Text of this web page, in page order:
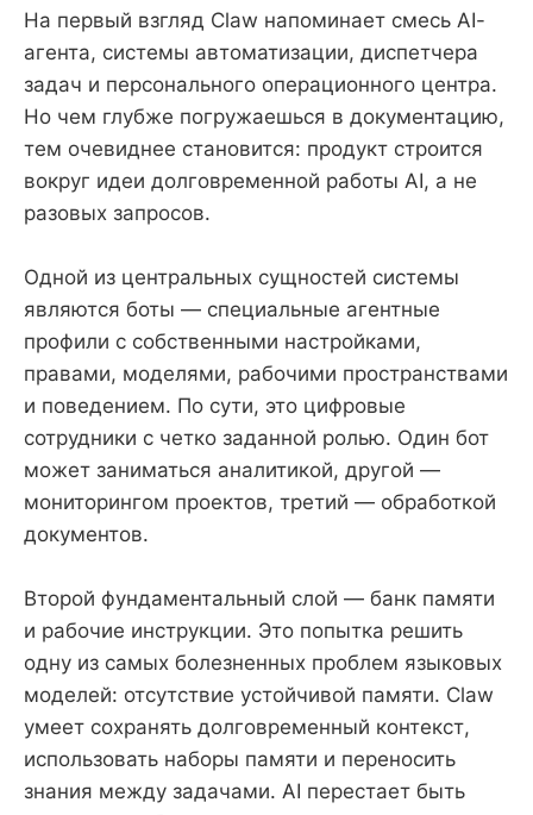
На первый взгляд Claw напоминает смесь AI-
агента, системы автоматизации, диспетчера
задач и персонального операционного центра.
Но чем глубже погружаешься в документацию,
тем очевиднее становится: продукт строится
вокруг идеи долговременной работы AI, а не
разовых запросов.
Одной из центральных сущностей системы
являются боты — специальные агентные
профили с собственными настройками,
правами, моделями, рабочими пространствами
и поведением. По сути, это цифровые
сотрудники с четко заданной ролью. Один бот
может заниматься аналитикой, другой —
мониторингом проектов, третий — обработкой
документов.
Второй фундаментальный слой — банк памяти
и рабочие инструкции. Это попытка решить
одну из самых болезненных проблем языковых
моделей: отсутствие устойчивой памяти. Claw
умеет сохранять долговременный контекст,
использовать наборы памяти и переносить
знания между задачами. AI перестает быть